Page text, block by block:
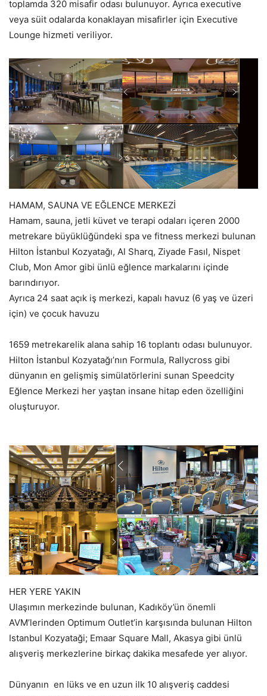
toplamda 320 misafir odası bulunuyor. Ayrıca executive
veya süit odalarda konaklayan misafirler için Executive
Lounge hizmeti veriliyor.
HAMAM, SAUNA VE EĞLENCE MERKEZİ
Hamam, sauna, jetli küvet ve terapi odaları içeren 2000
metrekare büyüklüğündeki spa ve fitness merkezi bulunan
Hilton İstanbul Kozyatağı, Al Sharq, Ziyade Fasıl, Nispet
Club, Mon Amor gibi ünlü eğlence markalarını içinde
barındırıyor.
Ayrıca 24 saat açık iş merkezi, kapalı havuz (6 yaş ve üzeri
için) ve çocuk havuzu
1659 metrekarelik alana sahip 16 toplantı odası bulunuyor.
Hilton İstanbul Kozyatağı’nın Formula, Rallycross gibi
dünyanın en gelişmiş simülatörlerini sunan Speedcity
Eğlence Merkezi her yaştan insane hitap eden özelliğini
oluşturuyor.
HER YERE YAKIN
Ulaşımın merkezinde bulunan, Kadıköy’ün önemli
AVM’lerinden Optimum Outlet’in karşısında bulunan Hilton
Istanbul Kozyataği; Emaar Square Mall, Akasya gibi ünlü
alışveriş merkezlerine birkaç dakika mesafede yer alıyor.
Dünyanın en lüks ve en uzun ilk 10 alışveriş caddesi